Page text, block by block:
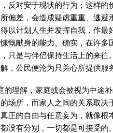
反对安于现状的行为；这样的
偏差，会造成疑虑重重、逃避
以计划人生并发挥自我，作最
慨献身的能力。确实，在许多
只是与伴侣保持生活上的来往
，公民便沦为只关心所提供服
的理解，家庭或会被视为中途
场所，而家人之间的关系取决
正的自由与任意妄为，就像根
没有分别，一切都是可接受的